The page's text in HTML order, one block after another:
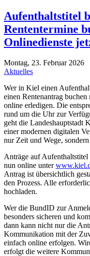
Aufenthaltstitel
Rententermine
Onlinedienste
Montag, 23. Februar 2026
Aktuelles
Wer in Kiel einen
einen Rentenantrag
online erledigen. Die
rund um die Uhr zur
geht die Landeshauptstadt
einer modernen digitalen
nur Zeit und Wege,
Anträge auf Aufenthaltstitel
nun online unter
Antrag ist übersichtlich
den Prozess. Alle
hochladen.
Wer die BundID zur
besonders sicheren und
dann kann nicht nur die
Kommunikation mit der
einfach online erfolgen.
erfolgt die weitere